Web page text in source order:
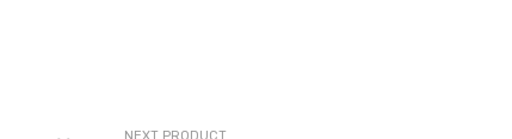
NEXT PRODUCT